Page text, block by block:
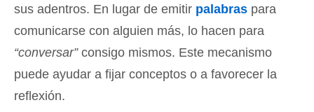
sus adentros. En lugar de emitir palabras para
comunicarse con alguien más, lo hacen para
“conversar”consigo mismos. Este mecanismo
puede ayudar a fijar conceptos o a favorecer la
reflexión.